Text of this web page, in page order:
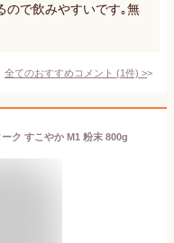
ので飲みやすいです｡無
全てのおすすめコメント (1件) >
ク すこやか M1 粉末 800g